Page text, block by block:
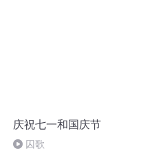
庆祝七一和国庆节
囚歌